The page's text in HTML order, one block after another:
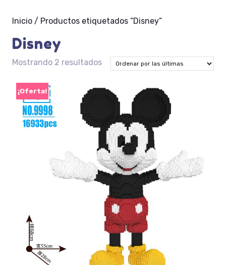
Inicio / Productos etiquetados “Disney”
Disney
Mostrando 2 resultadosOrdenado
por
los
últimos
¡Oferta!